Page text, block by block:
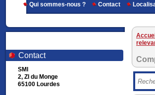
Qui sommes-nous ? Contact
Contact
SMI
2, ZI du Monge
65100 Lourdes